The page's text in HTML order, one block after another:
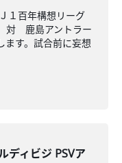
１百年構想リーグ
対 鹿島アントラー
ます。試合前に妄想
ィビジ PSVア